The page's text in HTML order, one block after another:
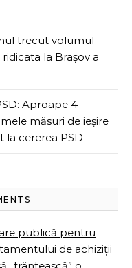
trecut volumul
la Brașov a
Aproape 4
măsuri de ieșire
la cererea PSD
publică pentru
de achiziții